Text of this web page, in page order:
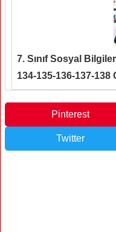
7. Sınıf Sosyal
134-135-136-137-138
Pinterest
Twitter